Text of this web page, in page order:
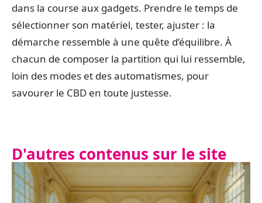
dans la course aux gadgets. Prendre le temps de
sélectionner son matériel, tester, ajuster : la
démarche ressemble à une quête d’équilibre. À
chacun de composer la partition qui lui ressemble,
loin des modes et des automatismes, pour
savourer le CBD en toute justesse.
D'autres contenus sur le site